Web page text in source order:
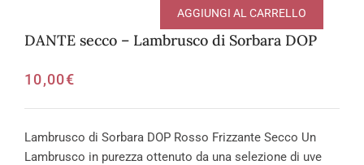
DANTE secco – Lambrusco di Sorbara DOP
10,00€
AGGIUNGI AL CARRELLO
Lambrusco di Sorbara DOP Rosso Frizzante Secco Un
Lambrusco in purezza ottenuto da una selezione di uve